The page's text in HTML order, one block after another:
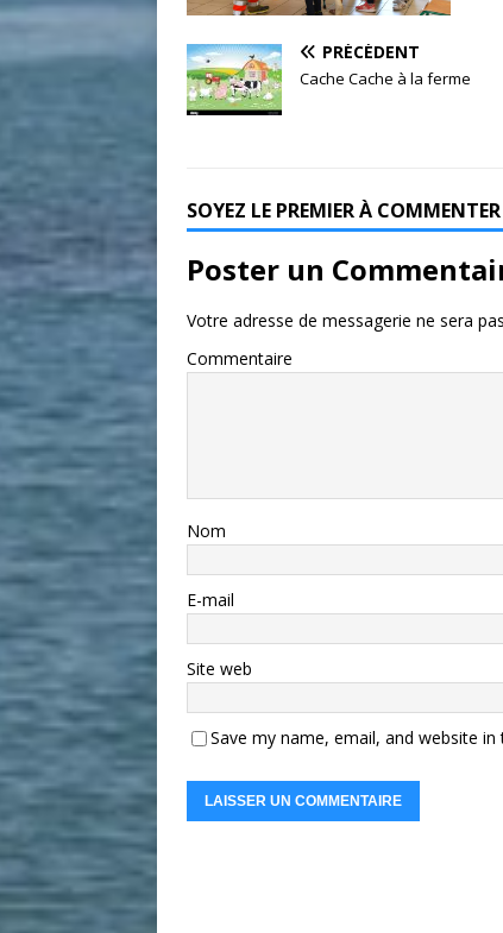
PRÉCÉDENT
Cache Cache à la ferme
SOYEZ LE PREMIER À COMMENTER
Poster un
Votre adresse de messagerie ne sera
Commentaire
Nom
E-mail
Site web
Save my name, email, and website